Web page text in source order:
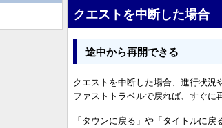
クエストを中断した場合
途中から再開できる
クエストを中断した場合、進行状況
ファストトラベルで戻れば、すぐに
「タウンに戻る」や「タイトルに